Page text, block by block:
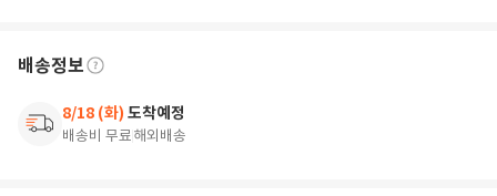
배송정보
8/18 (화) 도착예정
배송비 무료해외배송